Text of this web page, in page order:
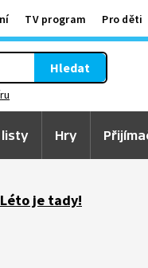
TV program Pro děti
Hledat
listy Hry
je tady!